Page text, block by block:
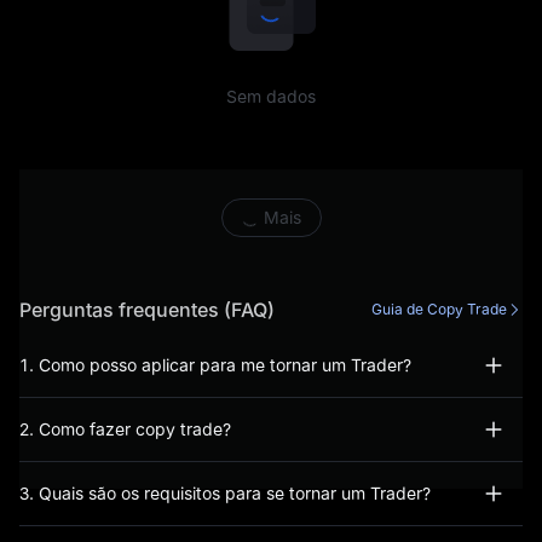
Sem dados
Mais
Perguntas frequentes (FAQ) Guia de Copy Trade
1. Como posso aplicar para me tornar um Trader?
2. Como fazer copy trade?
3. Quais são os requisitos para se tornar um Trader?
aplicável ou este Contrato
ou outros Documentos
Legais, incluindo, entre
atividades de negociação
outros, comportamento de
negociação manipulador ou
abusivo), informações
fraudulentas ou incorretas
foram fornecidas durante o